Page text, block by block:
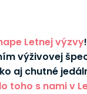
Letnej výzvy
výživovej
aj chutné
toho s nami v